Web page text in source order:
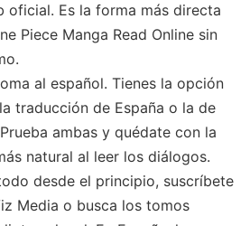
oficial. Es la forma más directa
Piece Manga Read Online sin
al español. Tienes la opción
traducción de España o la de
ambas y quédate con la
natural al leer los diálogos.
desde el principio, suscríbete
Media o busca los tomos